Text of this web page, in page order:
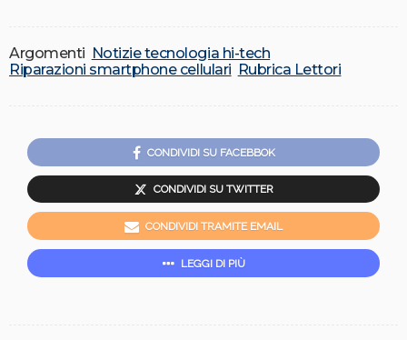
Argomenti Notizie tecnologia hi-tech
Riparazioni smartphone cellulari Rubrica Lettori
CONDIVIDI SU FACEBBOK
CONDIVIDI SU TWITTER
CONDIVIDI TRAMITE EMAIL
LEGGI DI PIÙ